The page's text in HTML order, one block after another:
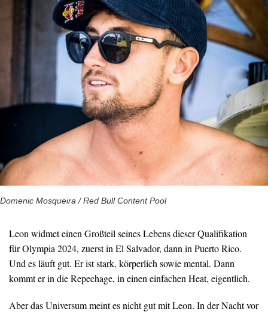
Domenic Mosqueira / Red Bull Content Pool
Leon widmet einen Großteil seines Lebens dieser Qualifikation
für Olympia 2024, zuerst in El Salvador, dann in Puerto Rico.
Und es läuft gut. Er ist stark, körperlich sowie mental. Dann
kommt er in die Repechage, in einen einfachen Heat, eigentlich.
Aber das Universum meint es nicht gut mit Leon. In der Nacht vor